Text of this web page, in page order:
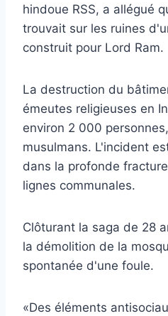
hindoue RSS, a allégué
trouvait sur les ruines
construit pour Lord Ram.
La destruction du
émeutes religieuses en
environ 2 000
musulmans. L'incident
dans la profonde
lignes communales.
Clôturant la saga de 28
la démolition de la
spontanée d'une foule.
«Des éléments